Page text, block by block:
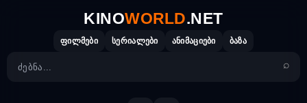
KINOWORLD.NET
ფილმები სერიალები ანიმაციები ბაზა